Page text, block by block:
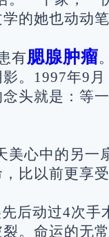
的她也动动
有腮腺肿瘤
。1997年9
头就是：等
美心中的另一
比以前更享
后动过4次手
。命运的无